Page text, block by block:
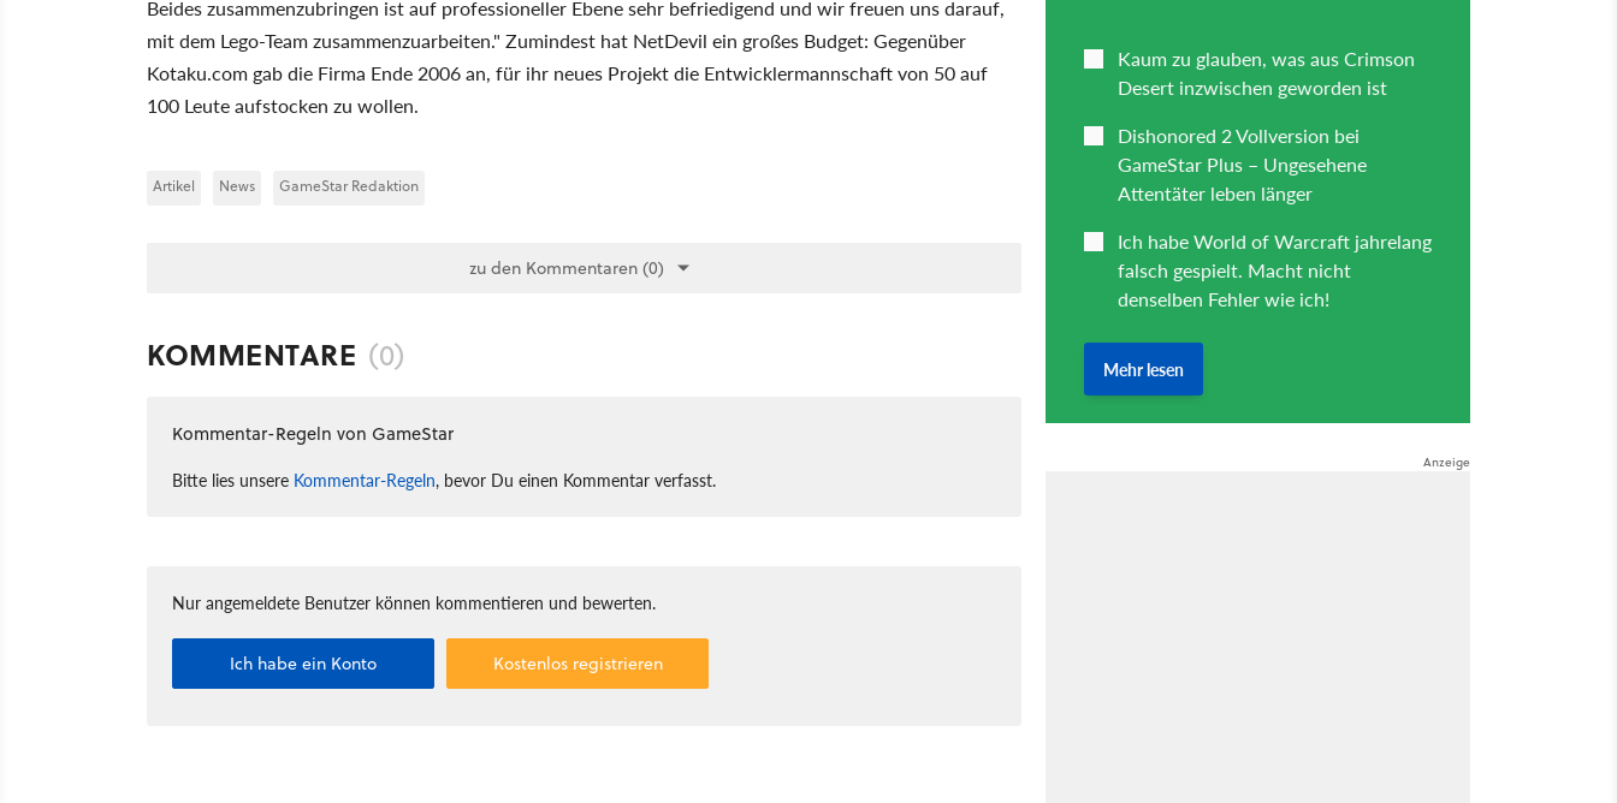
Beides zusammenzubringen ist auf professioneller Ebene sehr befriedigend und wir freuen uns darauf,
mit dem Lego-Team zusammenzuarbeiten." Zumindest hat NetDevil ein großes Budget: Gegenüber
Kotaku.com gab die Firma Ende 2006 an, für ihr neues Projekt die Entwicklermannschaft von 50 auf
100 Leute aufstocken zu wollen.
Artikel News GameStar Redaktion
zu den Kommentaren (0)
KOMMENTARE (0)
Kommentar-Regeln von GameStar
Bitte lies unsere Kommentar-Regeln, bevor Du einen Kommentar verfasst.
Nur angemeldete Benutzer können kommentieren und bewerten.
Ich habe ein Konto Kostenlos registrieren